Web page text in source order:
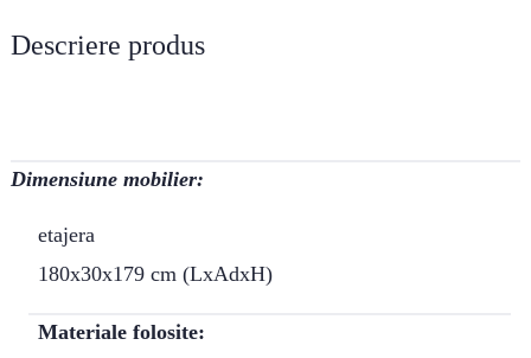
Descriere produs
Dimensiune mobilier:
etajera
180x30x179 cm (LxAdxH)
Materiale folosite: